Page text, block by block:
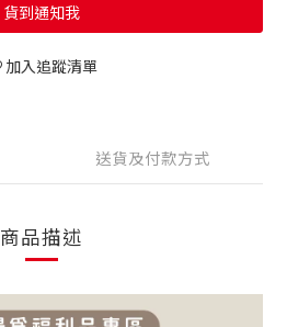
貨到通知我
加入追蹤清單
送貨及付款方式
商品描述